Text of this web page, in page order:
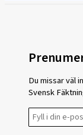
Du missar väl
Svensk